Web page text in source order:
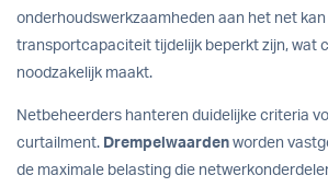
onderhoudswerkzaamheden aan het net
transportcapaciteit tijdelijk beperkt zijn, wat
noodzakelijk maakt.
Netbeheerders hanteren duidelijke criteria
curtailment. Drempelwaarden worden
de maximale belasting die